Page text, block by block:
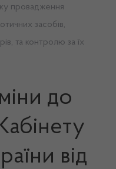
провадження
засобів,
та контролю за їх
до
від